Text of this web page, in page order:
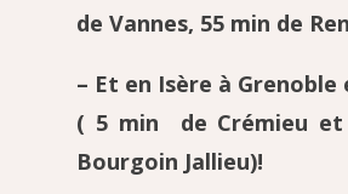
de Vannes, 55 min de
– Et en Isère à Grenoble
( 5 min de Crémieu et
Bourgoin Jallieu)!